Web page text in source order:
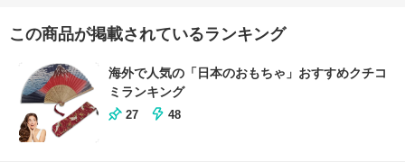
この商品が掲載されているランキング
海外で人気の「日本のおもちゃ」おすすめクチコ
ミランキング
27 48